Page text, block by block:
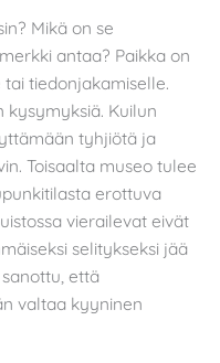
Mikä on se
antaa? Paikka on
tiedonjakamiselle.
kysymyksiä. Kuilun
tyhjiötä ja
Toisaalta museo tulee
erottuva
vierailevat eivät
selitykseksi jää
että
valtaa kyyninen